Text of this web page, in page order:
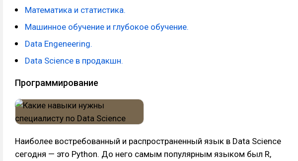
Математика и статистика.
Машинное обучение и глубокое обучение.
Data Engeneering.
Data Science в продакшн.
Программирование
Наиболее востребованный и распространенный язык в Data Science
сегодня — это Python. До него самым популярным языком был R,